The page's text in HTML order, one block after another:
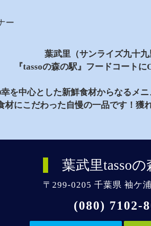
葉武里（サンライズ九十九
『tassoの森の駅』フードコートに
を中心とした新鮮食材からなるメ
にこだわった自慢の一品です！獲
葉武里tassoの
〒299-0205 千葉県 袖ケ
(080) 7102-